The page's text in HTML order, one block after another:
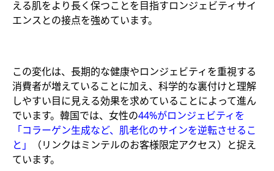
える肌をより長く保つことを目指すロンジェビティサイ
エンスとの接点を強めています。
この変化は、長期的な健康やロンジェビティを重視する
消費者が増えていることに加え、科学的な裏付けと理解
しやすい目に見える効果を求めていることによって進ん
でいます。韓国では、女性の44%がロンジェビティを
「コラーゲン生成など、肌老化のサインを逆転させるこ
と」
（リンクはミンテルのお客様限定アクセス）と捉え
ています。